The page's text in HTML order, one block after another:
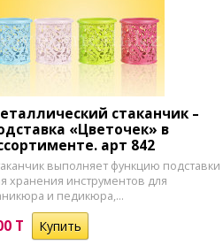
стаканчик –
«Цветочек» в
арт 842
выполняет функцию подставки
хранения инструментов для
и педикюра,...
T